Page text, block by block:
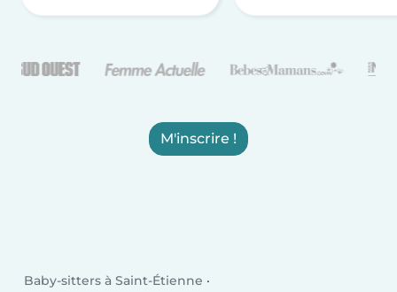
M'inscrire !
Baby-sitters à Saint-Étienne